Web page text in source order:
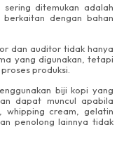
ditemukan adalah
dengan bahan
dan auditor tidak hanya
yang digunakan, tetapi
produksi.
biji kopi yang
dapat muncul apabila
whipping cream, gelatin
penolong lainnya tidak